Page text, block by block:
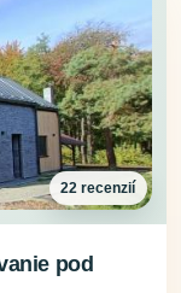
22 recenzií
pod